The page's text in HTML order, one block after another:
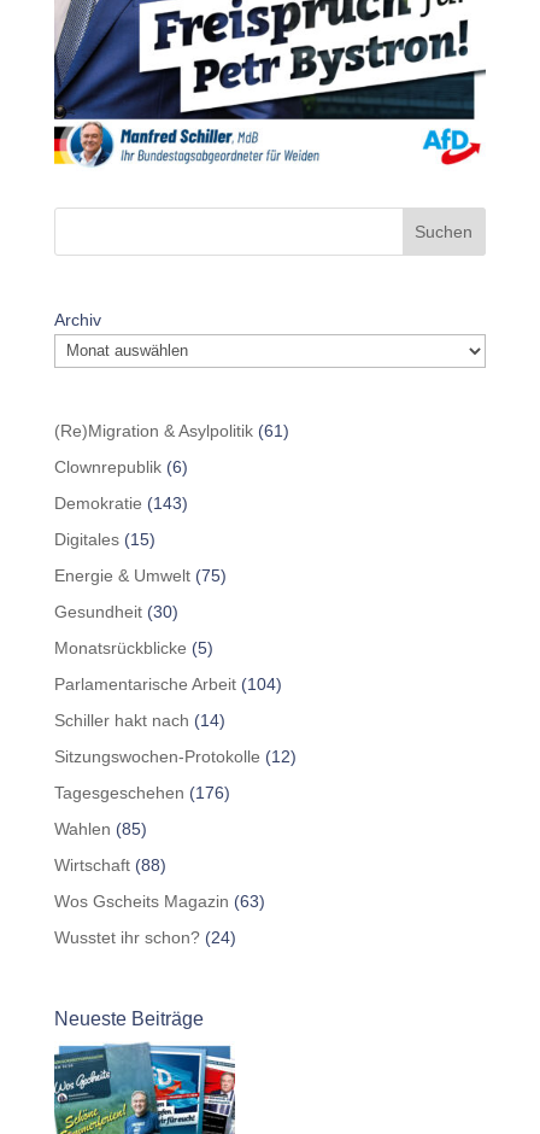
Suchen
Archiv
(Re)Migration & Asylpolitik(61)
Clownrepublik(6)
Demokratie (143)
Digitales(15)
Energie & Umwelt(75)
Gesundheit(30)
Monatsrückblicke (5)
Parlamentarische Arbeit(104)
Schiller hakt nach (14)
Sitzungswochen-Protokolle (12)
Tagesgeschehen (176)
Wahlen (85)
Wirtschaft(88)
Wos Gscheits Magazin (63)
Wusstet ihr schon?(24)
Neueste Beiträge